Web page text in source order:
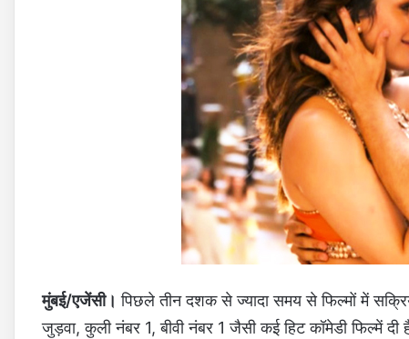
मुंबई/एजेंसी। पिछले तीन दशक से ज्‍यादा समय से फिल्‍मों में
जुड़वा, कुली नंबर 1, बीवी नंबर 1 जैसी कई हिट कॉमेडी फिल्‍में दी